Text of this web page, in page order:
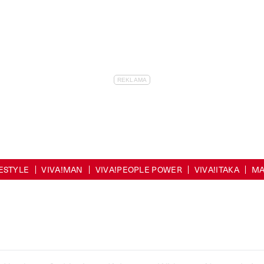
VIVA!MAN VIVA!PEOPLE POWER VIVA!ITAKA